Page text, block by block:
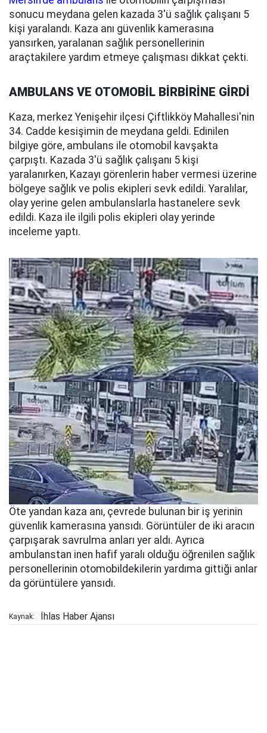
sonucu meydana gelen kazada 3'ü sağlık çalışanı 5
kişi yaralandı. Kaza anı güvenlik kamerasına
yansırken, yaralanan sağlık personellerinin
araçtakilere yardım etmeye çalışması dikkat çekti.
AMBULANS VE OTOMOBİL BİRBİRİNE GİRDİ
Kaza, merkez Yenişehir ilçesi Çiftlikköy Mahallesi'nin
34. Cadde kesişimin de meydana geldi. Edinilen
bilgiye göre, ambulans ile otomobil kavşakta
çarpıştı. Kazada 3'ü sağlık çalışanı 5 kişi
yaralanırken, Kazayı görenlerin haber vermesi üzerine
bölgeye sağlık ve polis ekipleri sevk edildi. Yaralılar,
olay yerine gelen ambulanslarla hastanelere sevk
edildi. Kaza ile ilgili polis ekipleri olay yerinde
inceleme yaptı.
Öte yandan kaza anı, çevrede bulunan bir iş yerinin
güvenlik kamerasına yansıdı. Görüntüler de iki aracın
çarpışarak savrulma anları yer aldı. Ayrıca
ambulanstan inen hafif yaralı olduğu öğrenilen sağlık
personellerinin otomobildekilerin yardıma gittiği anlar
da görüntülere yansıdı.
Kaynak: İhlas Haber Ajansı